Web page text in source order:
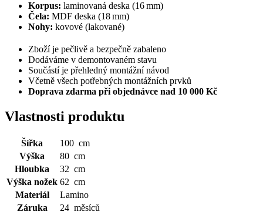
Korpus: laminovaná deska (16 mm)
Čela: MDF deska (18 mm)
Nohy: kovové (lakované)
Zboží je pečlivě a bezpečně zabaleno
Dodáváme v demontovaném stavu
Součástí je přehledný montážní návod
Včetně všech potřebných montážních prvků
Doprava zdarma při objednávce nad 10 000 Kč
Vlastnosti produktu
Šířka
100 cm
Výška
80 cm
Hloubka
32 cm
Výška nožek 62 cm
Materiál
Lamino
Záruka
24 měsíců